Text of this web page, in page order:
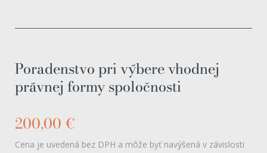
Poradenstvo pri výbere vhodnej
právnej formy spoločnosti
200,00 €
Cena je uvedená bez DPH a môže byť navýšená v závislosti